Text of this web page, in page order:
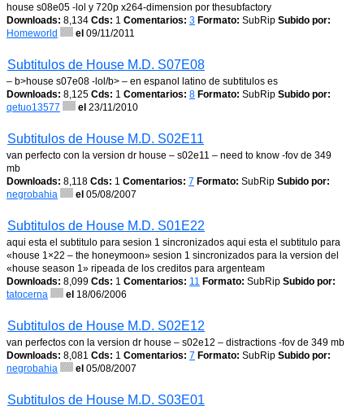
house s08e05 -lol y 720p x264-dimension por thesubfactory
Downloads: 8,134 Cds: 1 Comentarios: 3 Formato: SubRip Subido por:
Homeworld
el 09/11/2011
Subtitulos de House M.D. S07E08
– b>house s07e08 -lol/b> – en espanol latino de subtitulos es
Downloads: 8,125 Cds: 1 Comentarios: 8 Formato: SubRip Subido por:
qetuo13577
el 23/11/2010
Subtitulos de House M.D. S02E11
van perfecto con la version dr house – s02e11 – need to know -fov de 349
mb
Downloads: 8,118 Cds: 1 Comentarios: 7 Formato: SubRip Subido por:
negrobahia
el 05/08/2007
Subtitulos de House M.D. S01E22
aqui esta el subtitulo para sesion 1 sincronizados aqui esta el subtitulo para
«house 1×22 – the honeymoon» sesion 1 sincronizados para la version del
«house season 1» ripeada de los creditos para argenteam
Downloads: 8,099 Cds: 1 Comentarios: 11 Formato: SubRip Subido por:
tatocerna
el 18/06/2006
Subtitulos de House M.D. S02E12
van perfectos con la version dr house – s02e12 – distractions -fov de 349 mb
Downloads: 8,081 Cds: 1 Comentarios: 7 Formato: SubRip Subido por:
negrobahia
el 05/08/2007
Subtitulos de House M.D. S03E01